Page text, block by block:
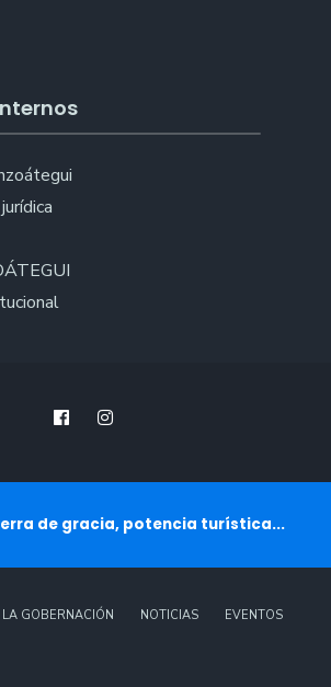
de gracia, potencia turística...
LA GOBERNACIÓN NOTICIAS EVENTOS